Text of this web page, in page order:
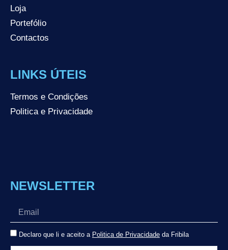
Loja
Portefólio
Contactos
LINKS ÚTEIS
Termos e Condições
Politica e Privacidade
NEWSLETTER
Declaro que li e aceito a Politica de Privacidade da Fribila